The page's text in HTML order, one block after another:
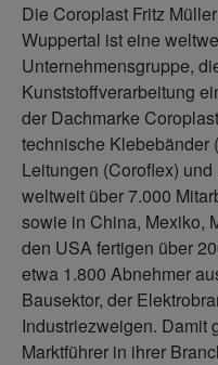
Die Coroplast Fritz
Wuppertal ist eine
Unternehmensgruppe,
Kunststoffverarbeitung
der Dachmarke
technische Klebebänder
Leitungen (Coroflex)
weltweit über 7.000
sowie in China, Mexiko,
den USA fertigen über
etwa 1.800 Abnehmer
Bausektor, der
Industriezweigen. Damit
Marktführer in ihrer